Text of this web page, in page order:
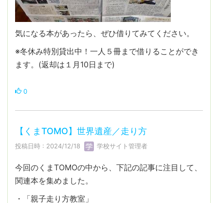
気になる本があったら、ぜひ借りてみてください。
※冬休み特別貸出中！一人５冊まで借りることができ
ます。(返却は１月10日まで)
0
【くまTOMO】世界遺産／走り方
投稿日時 : 2024/12/18 学校サイト管理者
今回のくまTOMOの中から、下記の記事に注目して、
関連本を集めました。
・「親子走り方教室」